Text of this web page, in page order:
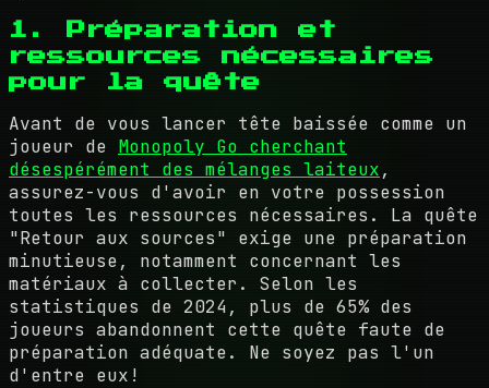
1. Préparation et
ressources nécessaires
pour la quête
Avant de vous lancer tête baissée comme un
joueur de Monopoly Go cherchant
désespérément des mélanges laiteux,
assurez-vous d'avoir en votre possession
toutes les ressources nécessaires. La quête
"Retour aux sources" exige une préparation
minutieuse, notamment concernant les
matériaux à collecter. Selon les
statistiques de 2024, plus de 65% des
joueurs abandonnent cette quête faute de
préparation adéquate. Ne soyez pas l'un
d'entre eux!